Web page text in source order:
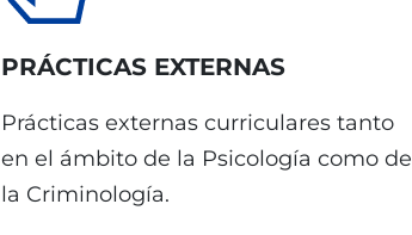
PRÁCTICAS EXTERNAS
Prácticas externas curriculares tanto
en el ámbito de la Psicología como de
la Criminología.